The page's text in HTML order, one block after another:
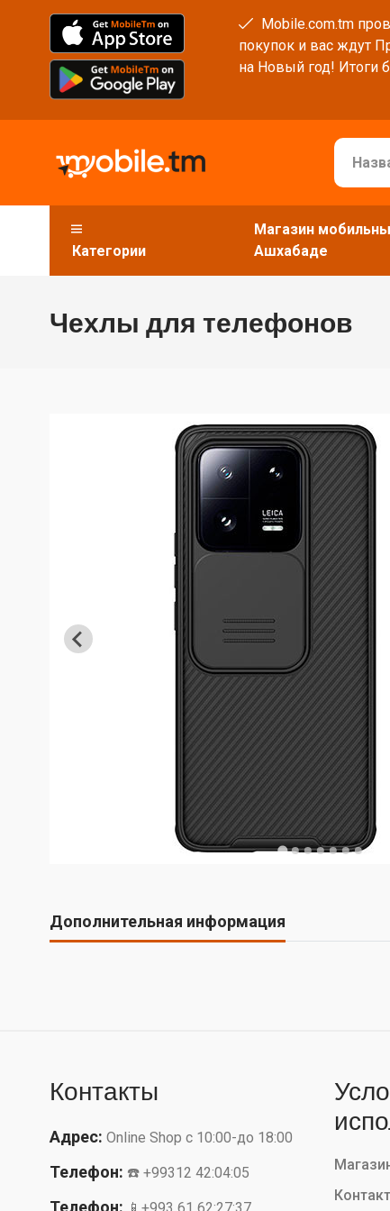
Mobile.com.tm
покупок и вас ждут
на Новый год! Итоги
Категории
Магазин
Ашхабаде
Чехлы для телефонов
Дополнительная информация
Контакты
Адрес: Online Shop с 10:00-до 18:00
Телефон: ☎️ +99312 42:04:05